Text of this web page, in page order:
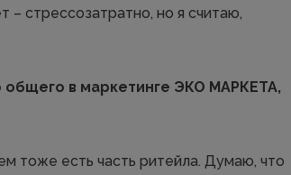
– стрессозатратно, но я считаю,
общего в маркетинге ЭКО МАРКЕТА,
тоже есть часть ритейла. Думаю, что